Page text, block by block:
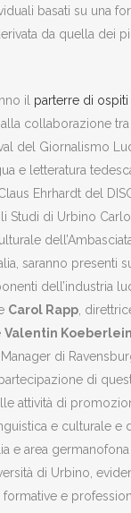
basati su una
da quella dei
il parterre di ospiti
alla collaborazione
del Giornalismo
e letteratura
Ehrhardt del
Studi di Urbino
saranno presenti
dell’industria
Carol Rapp ,
Valentin Koeberlein
di
di
attività di
e culturale e
e area
di Urbino,
formative e